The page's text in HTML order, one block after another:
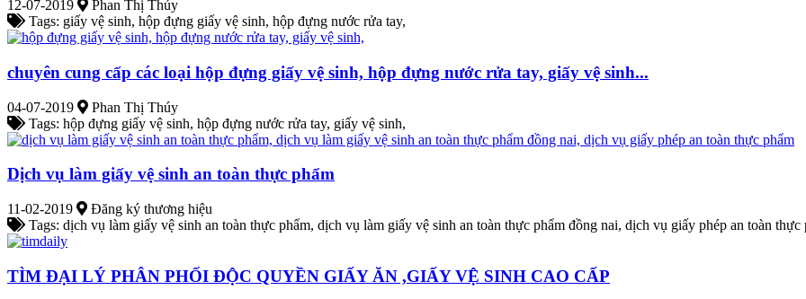
12-07-2019
Phan Thị Thúy
Tags: giấy vệ sinh, hộp đựng giấy vệ sinh, hộp đựng nước rửa tay,
chuyên cung cấp các loại hộp đựng giấy vệ sinh, hộp đựng nước rửa tay, giấy vệ sinh...
04-07-2019
Phan Thị Thúy
Tags: hộp đựng giấy vệ sinh, hộp đựng nước rửa tay, giấy vệ sinh,
Dịch vụ làm giấy vệ sinh an toàn thực phẩm
11-02-2019
Đăng ký thương hiệu
Tags: dịch vụ làm giấy vệ sinh an toàn thực phẩm, dịch vụ làm giấy vệ sinh an toàn thực phẩm đồng nai, dịch vụ giấy phép an toàn thực
TÌM ĐẠI LÝ PHÂN PHỐI ĐỘC QUYỀN GIẤY ĂN ,GIẤY VỆ SINH CAO CẤP